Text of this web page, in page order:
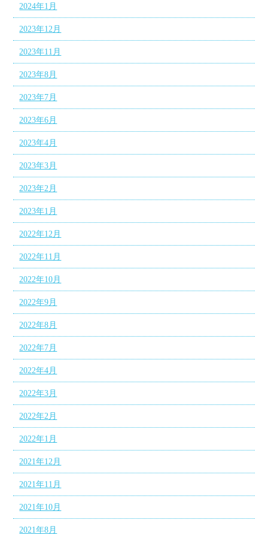
2024年1月
2023年12月
2023年11月
2023年8月
2023年7月
2023年6月
2023年4月
2023年3月
2023年2月
2023年1月
2022年12月
2022年11月
2022年10月
2022年9月
2022年8月
2022年7月
2022年4月
2022年3月
2022年2月
2022年1月
2021年12月
2021年11月
2021年10月
2021年8月